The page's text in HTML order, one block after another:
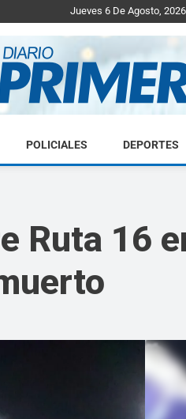
Jueves 6 De Agosto, 2026
POLICIALES DEPORTES
Ruta 16